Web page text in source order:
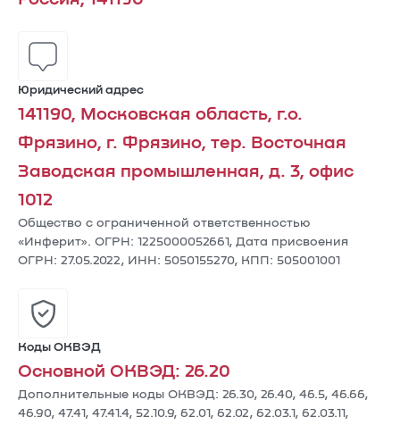
Юридический адрес
141190, Московская область, г.о.
Фрязино, г. Фрязино, тер. Восточная
Заводская промышленная, д. 3, офис
1012
Общество с ограниченной ответственностью
«Инферит». ОГРН: 1225000052661, Дата присвоения
ОГРН: 27.05.2022, ИНН: 5050155270, КПП: 505001001
Коды ОКВЭД
Основной ОКВЭД: 26.20
Дополнительные коды ОКВЭД: 26.30, 26.40, 46.5, 46.66,
46.90, 47.41, 47.41.4, 52.10.9, 62.01, 62.02, 62.03.1, 62.03.11,